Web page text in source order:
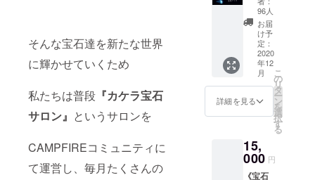
そんな宝石達を新たな世界
に輝かせていくため
私たちは普段 『カケラ宝石
サロン』 というサロンを
CAMPFIREコミュニティに
て運営し、毎月たくさんの
を同封
させて
いただ
きま
す。 ラ
イブ配
信の日
程は
『12月
20:00〜
』
YouTub
ク》 ①
なんの
宝石が
入るか
お楽し
みのク
リスマ
ス特別
パック
です。
合計で
天然宝
石が入
りま
す。
96人
お届
け予
定：
2020
年12
月
詳細を見る
こ
の
リ
タ
ー
ン
を
選
択
す
る
15,
000 円
《宝石